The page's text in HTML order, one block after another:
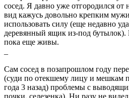
сосед. Я давно уже отгородился
вид кажусь довольно крепким
использовать силу (еще недавно
деревянный ящик из-под
пока еще живы.
Сам сосед в позапрошлом году
(суди по отекшему лицу и мешкам
года 3 назад) проблемы с
почки, селезенка). Ни разу не